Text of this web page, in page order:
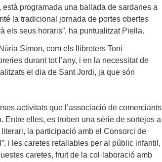
programada una ballada de sardanes a
la tradicional jornada de portes obertes
els seus horaris”, ha puntualitzat Piella.
Núria Simon, com els llibreters Toni
durant tot l’any, i en la necessitat de
el dia de Sant Jordi, ja que són
activitats que l’associació de comerciants
Entre elles, es troben una sèrie de sortejos a
la participació amb el Consorci de
i les caretes retallables per al públic infantil,
caretes, fruit de la col·laboració amb